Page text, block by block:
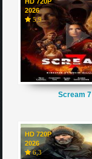
2026
5,9
Scream 7
HD 720P
2026
6,3